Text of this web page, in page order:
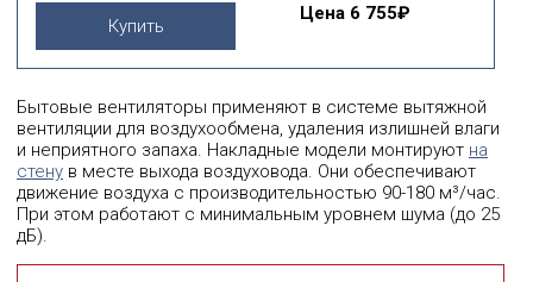
Купить
Цена 6 755₽
Бытовые вентиляторы применяют в системе вытяжной
вентиляции для воздухообмена, удаления излишней влаги
и неприятного запаха. Накладные модели монтируют на
стену в месте выхода воздуховода. Они обеспечивают
движение воздуха с производительностью 90-180 м³/час.
При этом работают с минимальным уровнем шума (до 25
дБ).